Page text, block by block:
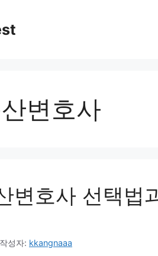
변호사
변호사 선택법
작성자: kkangnaaa